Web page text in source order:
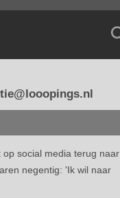
op social media terug naar
negentig: 'Ik wil naar